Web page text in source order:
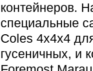
контейнеров.
специальные
Coles 4x4x4
гусеничных, и